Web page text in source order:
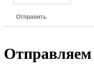
Отправить
Отправляем